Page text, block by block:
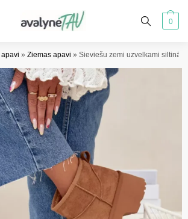
0
» Ziemas apavi » Sieviešu zemi uzvelkami